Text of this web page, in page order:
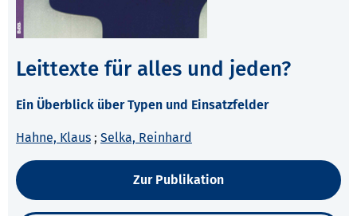
Leittexte für alles und jeden?
Ein Überblick über Typen und Einsatzfelder
Hahne, Klaus ; Selka, Reinhard
Zur Publikation